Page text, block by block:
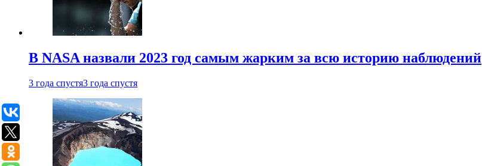
В NASA назвали 2023 год самым жарким за всю историю наблюдений
3 года спустя3 года спустя